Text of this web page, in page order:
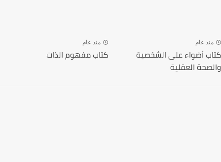
منذ عام
كتاب أضواء على الشخصية
والصحة العقلية
منذ عام
كتاب مفهوم الذات